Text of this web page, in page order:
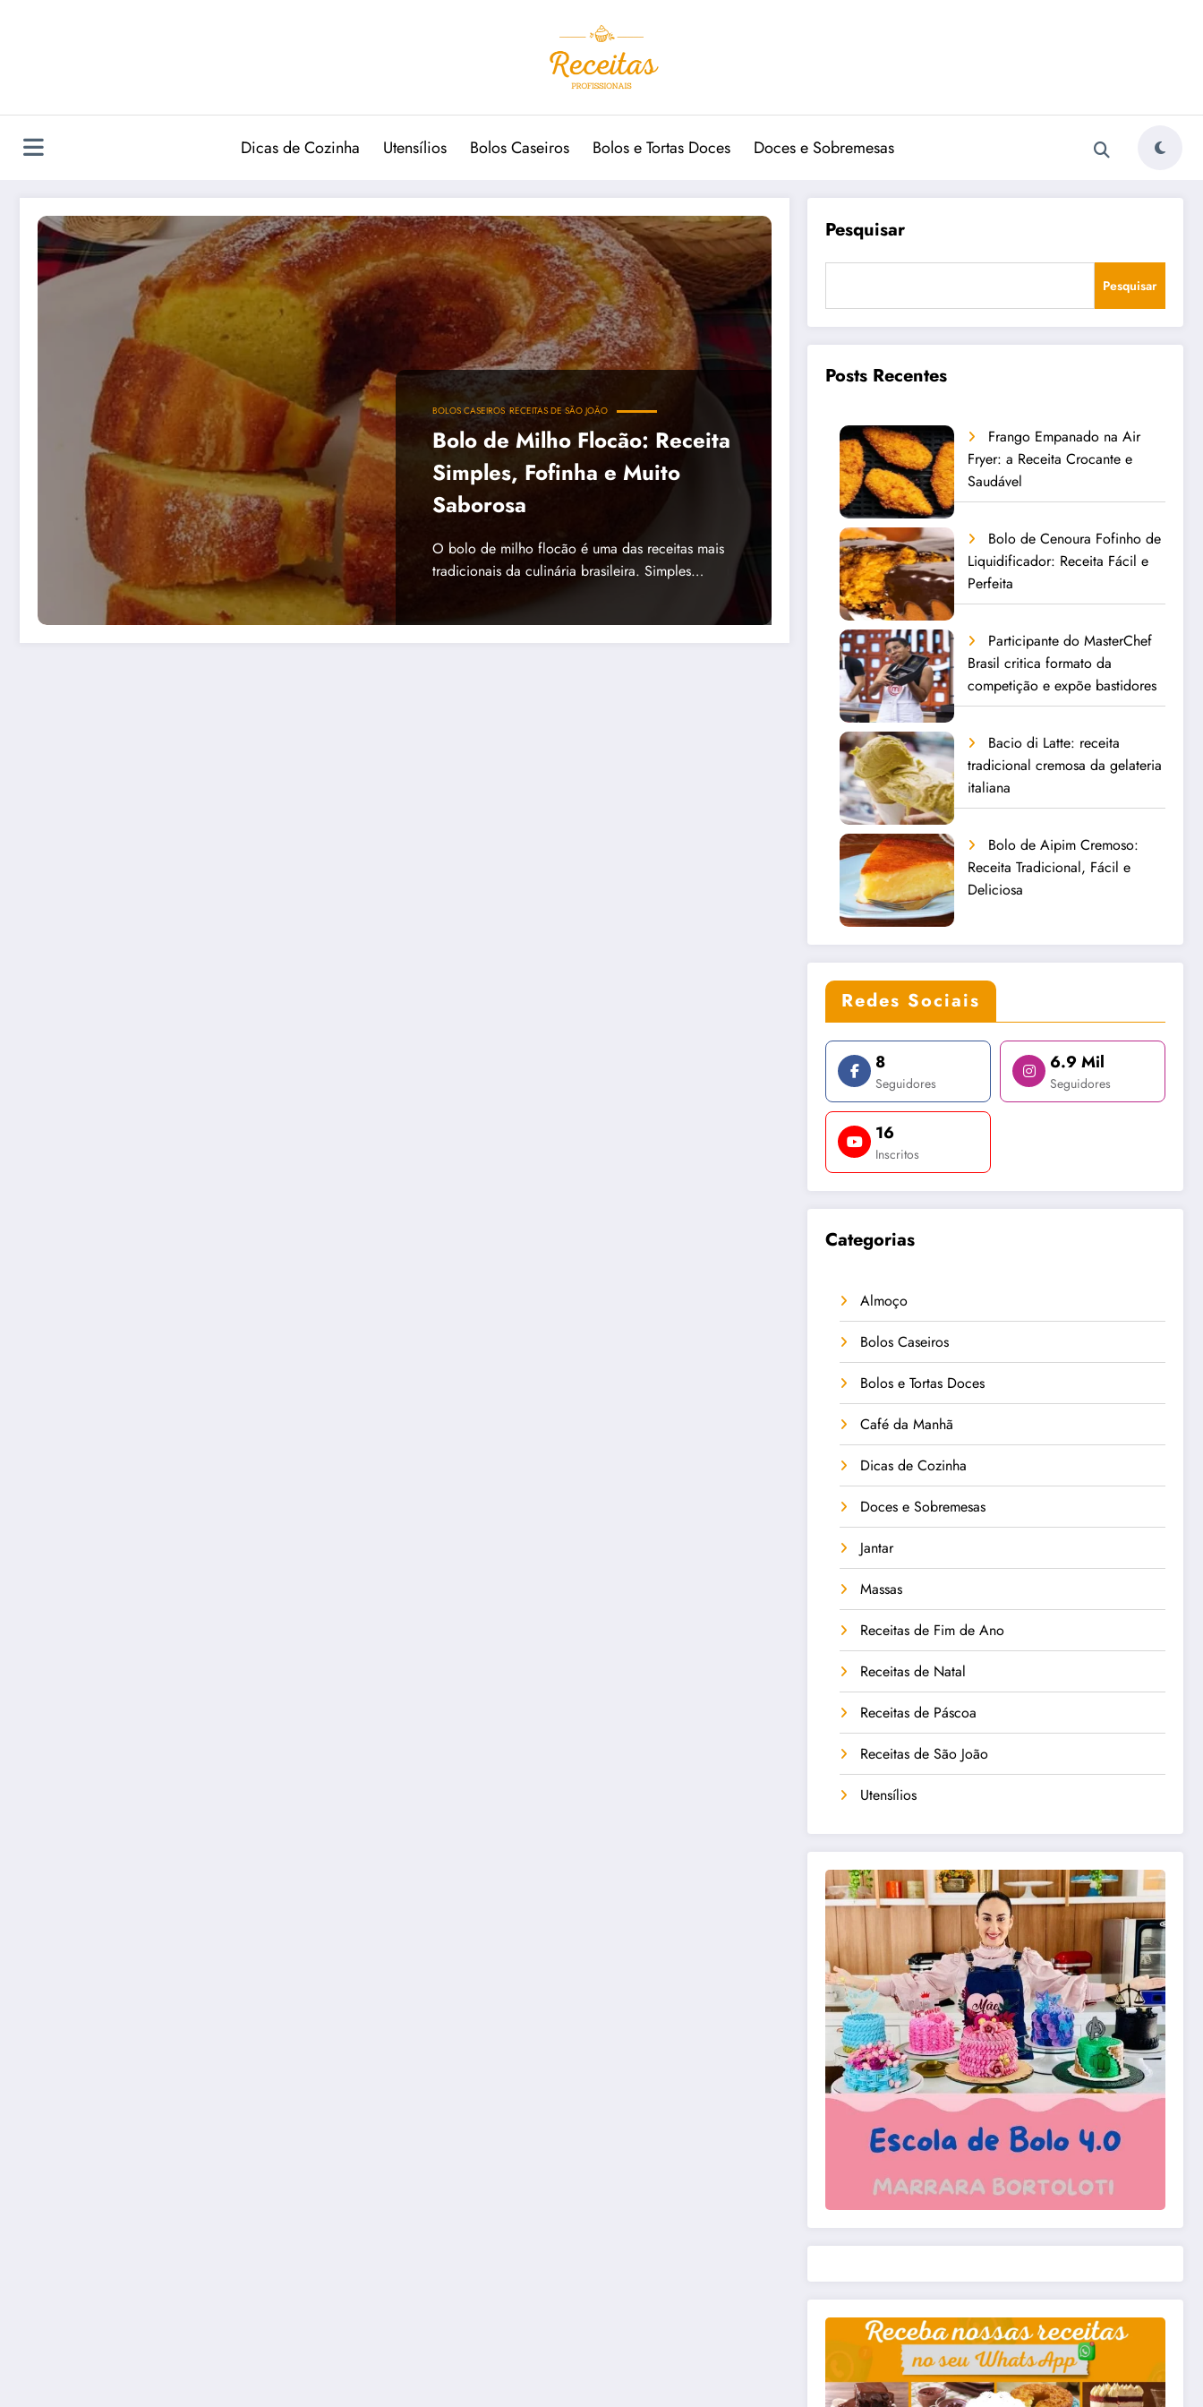
Dicas de Cozinha Utensílios Bolos Caseiros Bolos e Tortas Doces Doces e Sobremesas
BOLOS CASEIROS RECEITAS DE SÃO JOÃO
Bolo de Milho Flocão: Receita
Simples, Fofinha e Muito
Saborosa
O bolo de milho flocão é uma das receitas mais
tradicionais da culinária brasileira. Simples…
Pesquisar
Pesquisar
Posts Recentes
Frango Empanado na Air
Fryer: a Receita Crocante e
Saudável
Bolo de Cenoura Fofinho de
Liquidificador: Receita Fácil e
Perfeita
Participante do MasterChef
Brasil critica formato da
competição e expõe bastidores
Bacio di Latte: receita
tradicional cremosa da gelateria
italiana
Bolo de Aipim Cremoso:
Receita Tradicional, Fácil e
Deliciosa
Redes Sociais
8
Seguidores
6.9 Mil
Seguidores
16
Inscritos
Categorias
Almoço
Bolos Caseiros
Bolos e Tortas Doces
Café da Manhã
Dicas de Cozinha
Doces e Sobremesas
Jantar
Massas
Receitas de Fim de Ano
Receitas de Natal
Receitas de Páscoa
Receitas de São João
Utensílios